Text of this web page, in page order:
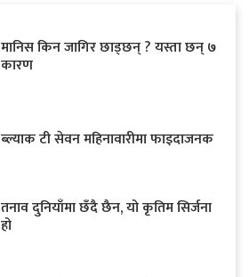
मानिस किन जागिर छाड्छन् ? यस्ता छन् ७
कारण
ब्ल्याक टी सेवन महिनावारीमा फाइदाजनक
तनाव दुनियाँमा छँदै छैन, यो कृतिम सिर्जना
हो